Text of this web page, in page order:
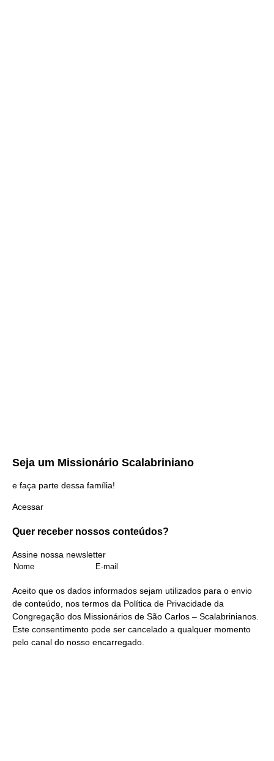
Seja um Missionário Scalabriniano
e faça parte dessa família!
Acessar
Quer receber nossos conteúdos?
Assine nossa newsletter
Aceito que os dados informados sejam utilizados para o envio
de conteúdo, nos termos da Política de Privacidade da
Congregação dos Missionários de São Carlos – Scalabrinianos.
Este consentimento pode ser cancelado a qualquer momento
pelo canal do nosso encarregado.